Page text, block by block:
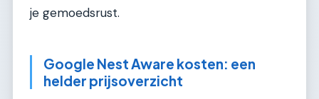
je gemoedsrust.
Google Nest Aware kosten: een
helder prijsoverzicht